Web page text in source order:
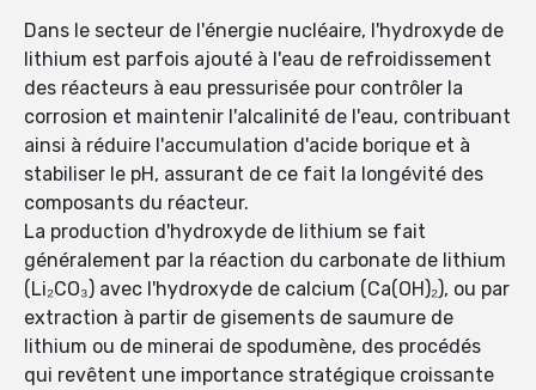
Dans le secteur de l'énergie nucléaire, l'hydroxyde de
lithium est parfois ajouté à l'eau de refroidissement
des réacteurs à eau pressurisée pour contrôler la
corrosion et maintenir l'alcalinité de l'eau, contribuant
ainsi à réduire l'accumulation d'acide borique et à
stabiliser le pH, assurant de ce fait la longévité des
composants du réacteur.
La production d'hydroxyde de lithium se fait
généralement par la réaction du carbonate de lithium
(Li₂CO₃) avec l'hydroxyde de calcium (Ca(OH)₂), ou par
extraction à partir de gisements de saumure de
lithium ou de minerai de spodumène, des procédés
qui revêtent une importance stratégique croissante